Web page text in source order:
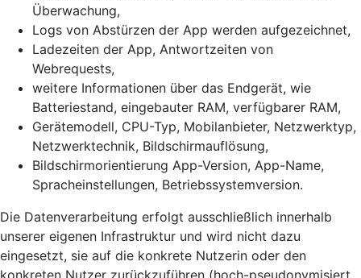
Überwachung,
Logs von Abstürzen der App werden aufgezeichnet,
Ladezeiten der App, Antwortzeiten von
Webrequests,
weitere Informationen über das Endgerät, wie
Batteriestand, eingebauter RAM, verfügbarer RAM,
Gerätemodell, CPU-Typ, Mobilanbieter, Netzwerktyp,
Netzwerktechnik, Bildschirmauflösung,
Bildschirmorientierung App-Version, App-Name,
Spracheinstellungen, Betriebssystemversion.
Die Datenverarbeitung erfolgt ausschließlich innerhalb
unserer eigenen Infrastruktur und wird nicht dazu
eingesetzt, sie auf die konkrete Nutzerin oder den
konkreten Nutzer zurückzuführen (hoch-pseudonymisiert